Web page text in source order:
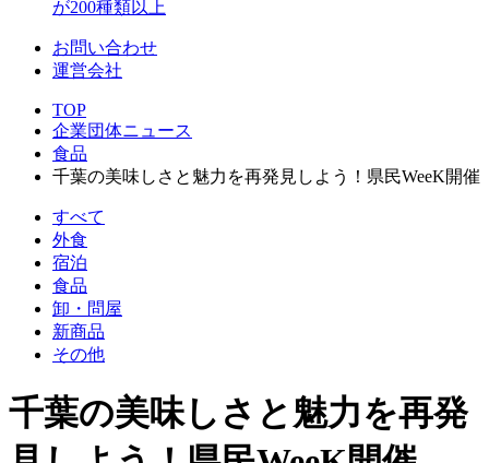
が200種類以上
お問い合わせ
運営会社
TOP
企業団体ニュース
食品
千葉の美味しさと魅力を再発見しよう！県民WeeK開催
すべて
外食
宿泊
食品
卸・問屋
新商品
その他
千葉の美味しさと魅力を再発